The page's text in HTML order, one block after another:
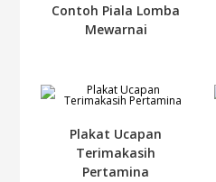
Contoh Piala Lomba
Mewarnai
Plakat Ucapan
Terimakasih
Pertamina